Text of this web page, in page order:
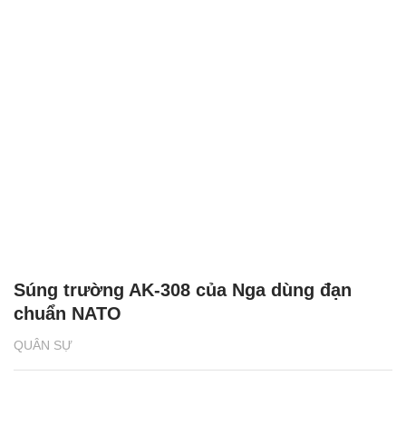
QUÂN SỰ
Súng trường AK-308 của Nga dùng đạn
chuẩn NATO